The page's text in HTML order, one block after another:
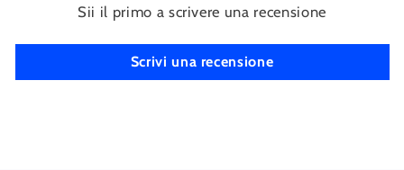
Sii il primo a scrivere una recensione
Scrivi una recensione